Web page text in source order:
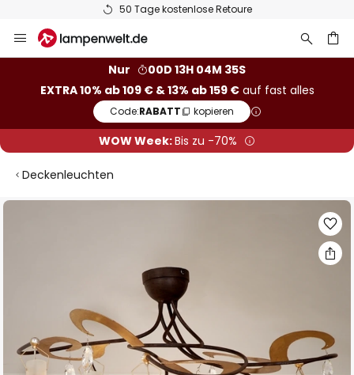
50 Tage kostenlose Retoure
Inhalt
Nur
00D 13H 04M 35S
EXTRA 10% ab 109 € & 13% ab 159 €auf fast alles
Code:RABATT kopieren
WOW Week:Bis zu -70%
Deckenleuchten
Zum